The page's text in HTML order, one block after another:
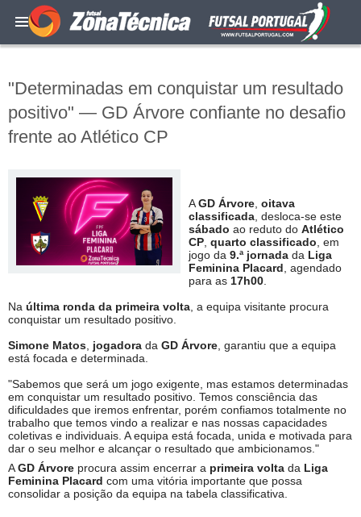
"Determinadas em conquistar um resultado
positivo" — GD Árvore confiante no desafio
frente ao Atlético CP
AGD Árvore oitava
classificada , desloca-se este
sábado ao reduto do Atlético
CP quarto classificado , em
jogo da 9.ª jornada da Liga
Feminina Placard , agendado
para as 17h00
Na última ronda da primeira volta , a equipa visitante procura
conquistar um resultado positivo.
Simone Matos jogadora da GD Árvore , garantiu que a equipa
está focada e determinada.
"Sabemos que será um jogo exigente, mas estamos determinadas
em conquistar um resultado positivo. Temos consciência das
dificuldades que iremos enfrentar, porém confiamos totalmente no
trabalho que temos vindo a realizar e nas nossas capacidades
coletivas e individuais. A equipa está focada, unida e motivada para
dar o seu melhor e alcançar o resultado que ambicionamos."
AGD Árvore procura assim encerrar a primeira volta da Liga
Feminina Placard com uma vitória importante que possa
consolidar a posição da equipa na tabela classificativa.